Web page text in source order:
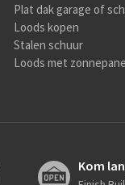
Plat dak garage of
Loods kopen
Stalen schuur
Loods met
Kom